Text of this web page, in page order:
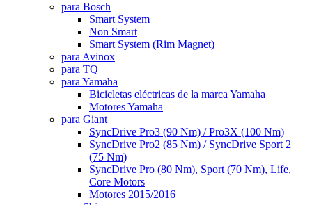
para Bosch
Smart System
Non Smart
Smart System (Rim Magnet)
para Avinox
para TQ
para Yamaha
Bicicletas eléctricas de la marca Yamaha
Motores Yamaha
para Giant
SyncDrive Pro3 (90 Nm) / Pro3X (100 Nm)
SyncDrive Pro2 (85 Nm) / SyncDrive Sport 2
(75 Nm)
SyncDrive Pro (80 Nm), Sport (70 Nm), Life,
Core Motors
Motores 2015/2016